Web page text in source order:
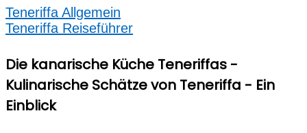
Teneriffa Allgemein
Teneriffa Reiseführer
Die kanarische Küche Teneriffas -
Kulinarische Schätze von Teneriffa - Ein
Einblick